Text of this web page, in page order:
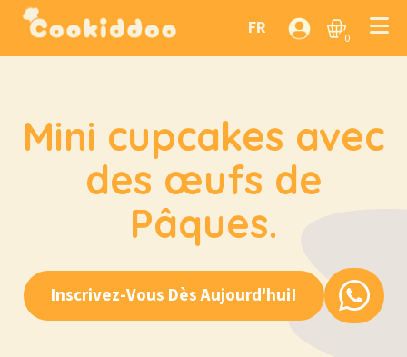
FR 0
Mini cupcakes avec
des œufs de
Pâques.
Inscrivez-Vous Dès Aujourd'hui!